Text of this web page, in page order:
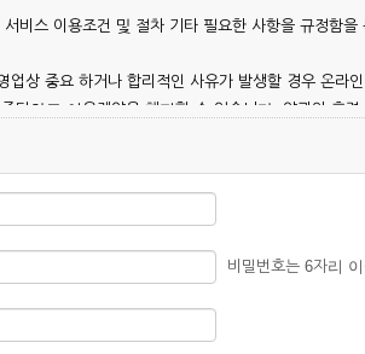
비스 이용조건 및 절차 기타 필요한 사항을 규정함을
상 중요 하거나 합리적인 사유가 발생할 경우 온라
하고 이용계약을 해지할 수 있습니다. 약관의 효
관계법령의 규정에 따릅니다.
후 신청자의 실질 정보를 입력하여 회사에 신청하고
비밀번호는 6자리